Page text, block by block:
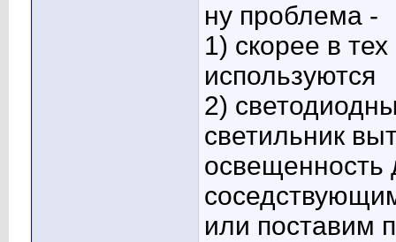
ну проблема -
1) скорее в
используются
2)
светильник
освещенность
или поставим